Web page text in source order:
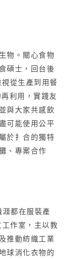
物。關心食物
碩士，回台後
從生產到用餐
利用，實踐友
與大家共感飲
可能使用公平
於扌合的獨特
、專案合作
都在服裝產
作室，主以教
推動紡織工業
球消化衣物的